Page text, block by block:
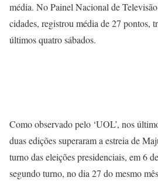
média. No Painel Nacional de
cidades, registrou média de 27 pontos,
últimos quatro sábados.
Como observado pelo ‘UOL’, nos
duas edições superaram a estreia de
turno das eleições presidenciais, em 6
segundo turno, no dia 27 do mesmo